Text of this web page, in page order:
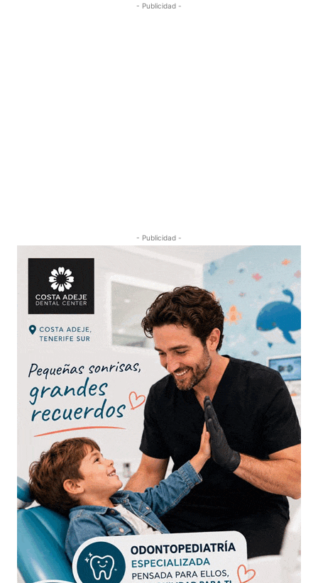
- Publicidad -
- Publicidad -